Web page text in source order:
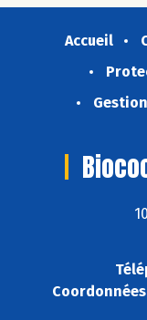
Accueil
Coordonnées